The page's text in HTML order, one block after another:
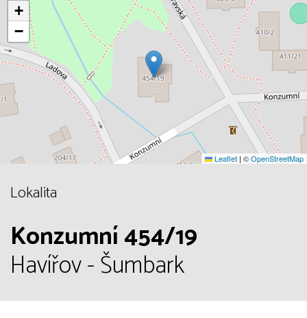
+
−
Leaflet | ©OpenStreetMap
Lokalita
Konzumní 454/19
Havířov - Šumbark